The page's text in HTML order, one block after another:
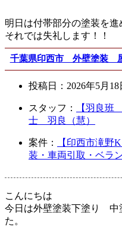
明日は付帯部分の塗装を進
それでは失礼します！！
千葉県印西市 外壁塗装
投稿日： 2026年5月18
スタッフ：
【羽良
士 羽良（慧）
案件：
【印西市滝野
装・車両引取・ベラ
こんにちは
今日は外壁塗装下塗り 中
た。